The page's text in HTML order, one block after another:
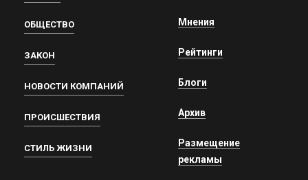
ОБЩЕСТВО
ЗАКОН
НОВОСТИ КОМПАНИЙ
ПРОИСШЕСТВИЯ
СТИЛЬ ЖИЗНИ
Мнения
Рейтинги
Блоги
Архив
Размещение
рекламы